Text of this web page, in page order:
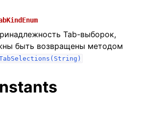
Tab-выборок,
быть возвращены методом